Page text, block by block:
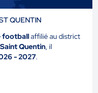
QUENTIN
footballaffilié au district
Saint Quentin, il
- 2027.